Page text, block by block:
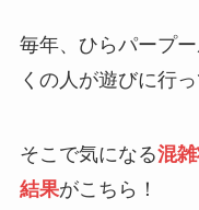
毎年、ひらパープ
くの人が遊びに行っ
そこで気になる混
結果がこちら！